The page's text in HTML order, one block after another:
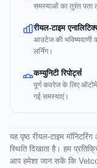
समस्याओं का तुरंत पता
रीयल-टाइम
आउटेज की भविष्यवाणी
लर्निंग।
कम्युनिटी रिपोर्ट्स
पूर्ण कवरेज के लिए
गई समस्याएं।
यह पृष्ठ रीयल-टाइम
स्थिति दिखाता है। हम
आप हमेशा जान सकें कि